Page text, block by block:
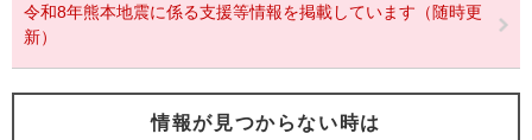
令和8年熊本地震に係る支援等情報を掲載しています（随時更
新）
情報が見つからない時は